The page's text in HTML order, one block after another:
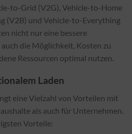
to-Grid (V2G), Vehicle-to-Home
(V2B) und Vehicle-to-Everything
nicht nur eine bessere
die Möglichkeit, Kosten zu
Ressourcen optimal nutzen.
Laden
eine Vielzahl von Vorteilen mit
als auch für Unternehmen.
Vorteile: